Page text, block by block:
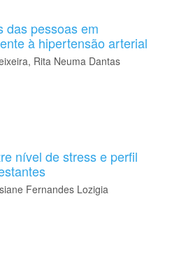
das pessoas em
à hipertensão arterial
Rita Neuma Dantas
nível de stress e perfil
Fernandes Lozigia